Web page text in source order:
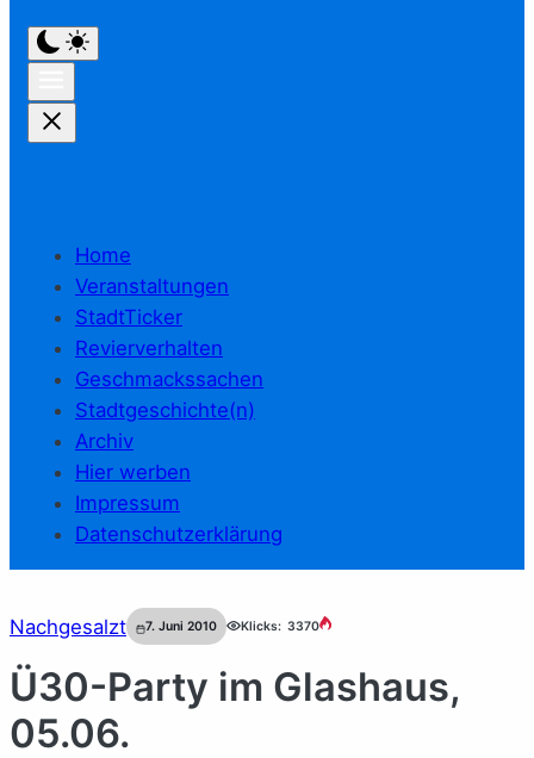
Home
Veranstaltungen
StadtTicker
Revierverhalten
Geschmackssachen
Stadtgeschichte(n)
Archiv
Hier werben
Impressum
Datenschutzerklärung
Nachgesalzt 7. Juni 2010 Klicks: 3370
Ü30-Party im Glashaus,
05.06.